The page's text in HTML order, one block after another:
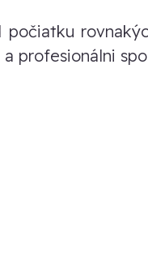
počiatku
profesionálni